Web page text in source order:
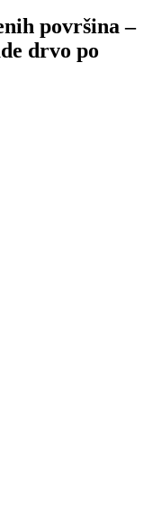
površina –
drvo po